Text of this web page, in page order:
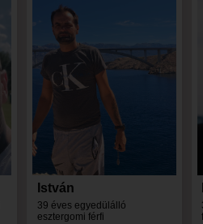
István
39 éves egyedülálló
esztergomi férfi